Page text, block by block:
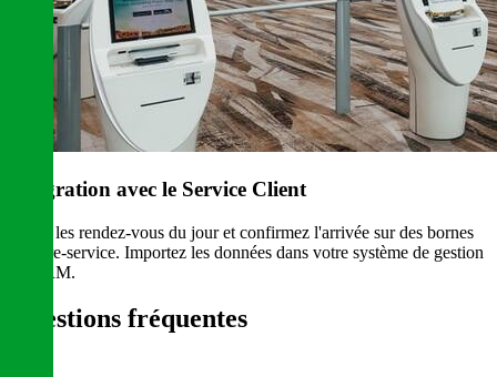
Intégration avec le Service Client
Listez les rendez-vous du jour et confirmez l'arrivée sur des bornes
en libre-service. Importez les données dans votre système de gestion
ou CRM.
Questions fréquentes